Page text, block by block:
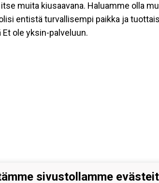
muita kiusaavana. Haluamme olla
entistä turvallisempi paikka ja
ole yksin-palveluun.
sivustollamme